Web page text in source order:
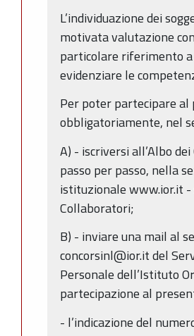
L’individuazione dei
motivata valutazione
particolare riferimento
evidenziare le
Per poter partecipare
obbligatoriamente, nel
A) - iscriversi all’Albo
passo per passo, nella
istituzionale www.ior.it -
Collaboratori;
B) - inviare una mail al
concorsinl@ior.it del
Personale dell’Istituto
partecipazione al
- l’indicazione del